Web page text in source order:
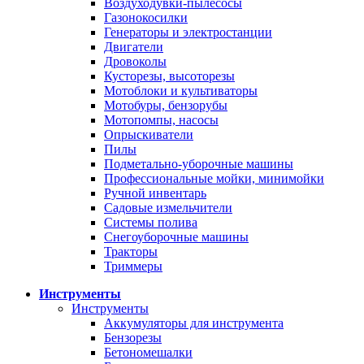
Воздуходувки-пылесосы
Газонокосилки
Генераторы и электростанции
Двигатели
Дровоколы
Кусторезы, высоторезы
Мотоблоки и культиваторы
Мотобуры, бензорубы
Мотопомпы, насосы
Опрыскиватели
Пилы
Подметально-уборочные машины
Профессиональные мойки, минимойки
Ручной инвентарь
Садовые измельчители
Системы полива
Снегоуборочные машины
Тракторы
Триммеры
Инструменты
Инструменты
Аккумуляторы для инструмента
Бензорезы
Бетономешалки